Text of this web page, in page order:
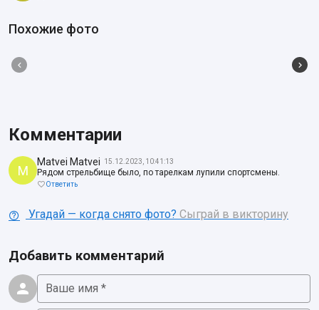
Похожие фото
Комментарии
M
Matvei Matvei 15.12.2023, 10:41:13
Рядом стрельбище было, по тарелкам лупили спортсмены.
Ответить
Угадай — когда снято фото? Сыграй в викторину
Добавить комментарий
Ваше имя *